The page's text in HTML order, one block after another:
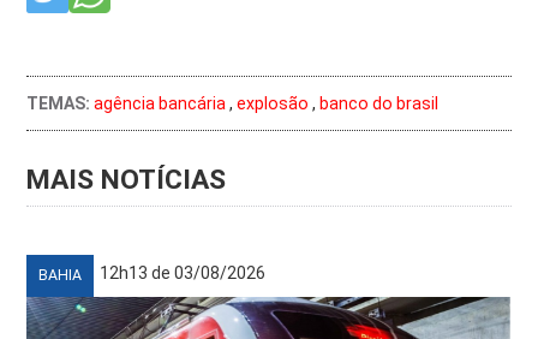
TEMAS: agência bancária ,explosão , banco do brasil
MAIS NOTÍCIAS
BAHIA 12h13 de 03/08/2026